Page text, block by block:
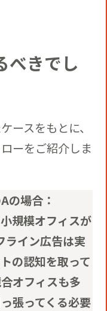
べきでし
ースをもとに、
ーをご紹介しま
の場合：
規模オフィスが
ライン広告は実
の認知を取って
オフィスも多
張ってくる必要